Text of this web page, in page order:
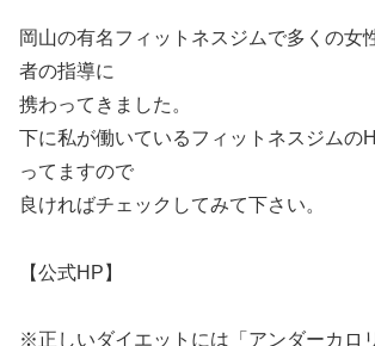
岡山の有名フィットネスジムで多くの女
者の指導に
携わってきました。
下に私が働いているフィットネスジムの
ってますので
良ければチェックしてみて下さい。
【公式HP】
※正しいダイエットには「アンダーカロ